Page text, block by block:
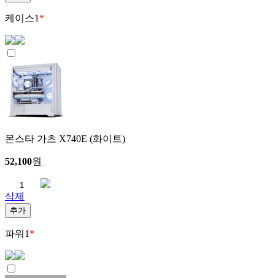
케이스1 *
몬스타 가츠 X740E (화이트)
52,100원
삭제
추가
파워 1 *